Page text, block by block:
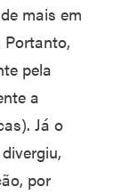
mais em
pela
a
Já o
por